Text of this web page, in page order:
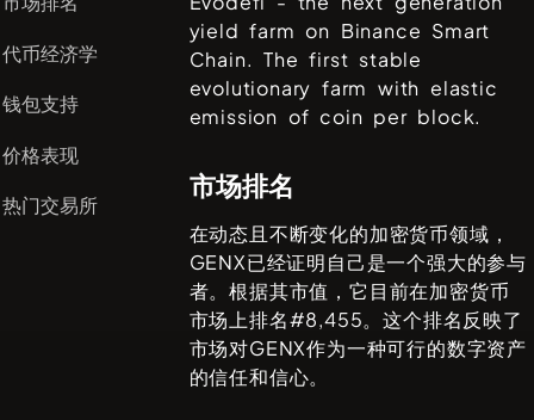
代币经济学
钱包支持
价格表现
热门交易所
yield farm on Binance Smart
Chain. The first stable
evolutionary farm with elastic
emission of coin per block.
市场排名
在动态且不断变化的加密货币领域，
GENX已经证明自己是一个强大的参与
者。根据其市值，它目前在加密货币
市场上排名#8,455。这个排名反映了
市场对GENX作为一种可行的数字资产
的信任和信心。